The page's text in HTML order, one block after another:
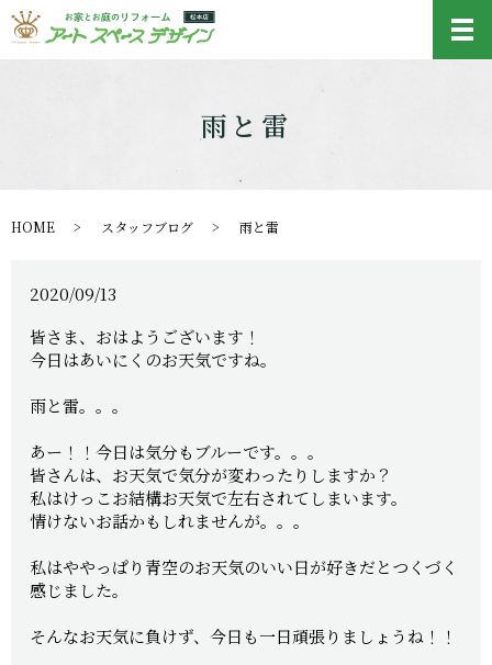
雨と雷
HOME スタッフブログ 雨と雷
2020/09/13
皆さま、おはようございます！
今日はあいにくのお天気ですね。
雨と雷。。。
あー！！今日は気分もブルーです。。。
皆さんは、お天気で気分が変わったりしますか？
私はけっこお結構お天気で左右されてしまいます。
情けないお話かもしれませんが。。。
私はややっぱり青空のお天気のいい日が好きだとつくづく
感じました。
そんなお天気に負けず、今日も一日頑張りましょうね！！